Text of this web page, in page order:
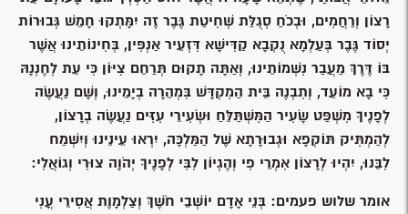
רָצוֹן וְרַחֲמִים, וּבְכֹחַ סְגֻלַּת שְׁחִיטַת גֶּבֶר זֶה יִמָּתְקוּ חָמֵשׁ גְּבוּרוֹת
יְסוֹד גֶּבֶר בְּעַלְמָא נֻקְבָא קַדִּישָׁא דִּזְעֵיר אַנְפִּין, בְּחִינוֹתֵינוּ אֲשֶׁר
בּוֹ דֶּרֶךְ מַעֲבַר נִשְׁמוֹתֵינוּ, וְאַתָּה תָקוּם תְּרַחֵם צִיּוֹן כִּי עֵת לְחֶנְנָהּ
כִּי בָא מוֹעֵד, וְתִבְנֶה בֵּית הַמִקְדָּשׁ בִּמְהֵרָה בְיָמֵינוּ, וְשָׁם נַעֲשֶׂה
לְפָנֶיךָ מִשְׁפַּט שָׂעִיר הַמִּשְׁתַּלֵּחַ וּשְׂעִירֵי עִזִּים נַעֲשֶׂה בְרָצוֹן,
לְהַמְתִּיק תּוֹקְפָא וּגְבוּרָתָא שֶׁל הַמַּלְכָּה, יִרְאוּ עֵינֵינוּ וְיִשְׁמַח
לִבֵּנוּ, יִהְיוּ לְרָצוֹן אִמְרֵי פִי וְהֶגְיוֹן לִבִּי לְפָנֶיךָ יְהֹוָה צוּרִי וְגוֹאֲלִי:
אומר שלוש פעמים: בְּנֵי אָדָם יוֹשְׁבֵי חֹשֶׁךְ וְצַלְמָוֶת אֲסִירֵי עֳנִי